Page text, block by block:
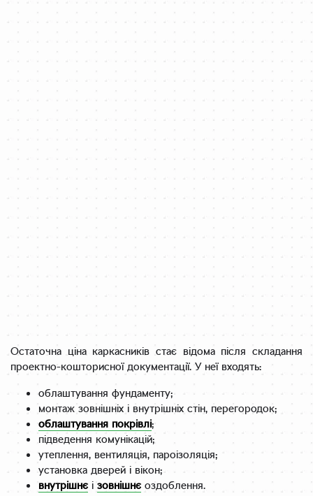
Остаточна ціна каркасників стає відома після складання
проектно-кошторисної документації. У неї входять:
облаштування фундаменту;
монтаж зовнішніх і внутрішніх стін, перегородок;
облаштування покрівлі;
підведення комунікацій;
утеплення, вентиляція, пароізоляція;
установка дверей і вікон;
внутрішнє і зовнішнє оздоблення.